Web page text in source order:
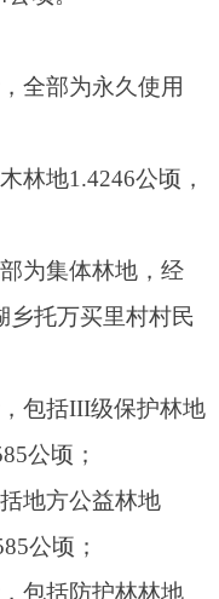
级保护林地
公益林地
护林林地
杨树、杏；
护林1.4079
及林木采
限为 永久
单位和个人
异议的请
向我局反